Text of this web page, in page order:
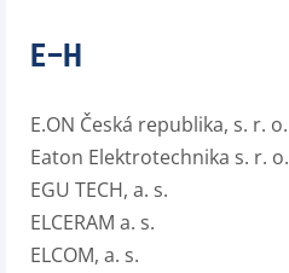
E–H
E.ON Česká republika, s. r. o.
Eaton Elektrotechnika s. r. o.
EGU TECH, a. s.
ELCERAM a. s.
ELCOM, a. s.